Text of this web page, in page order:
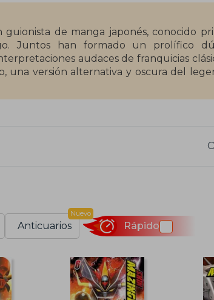
guionista de manga japonés, conocido
Juntos han formado un prolífico
audaces de franquicias
una versión alternativa y oscura del
Zero fue publicada entre 2009 y 2012
de sus nueve volúmenes, Tabata
que explora conceptos como la
de Mazinger un matiz más
absoluto.
gran habilidad para adaptar
caracteriza por el ritmo acelerado, el
Su trabajo ha sido bien recibido
Anticuarios
Nuevo
Rápido